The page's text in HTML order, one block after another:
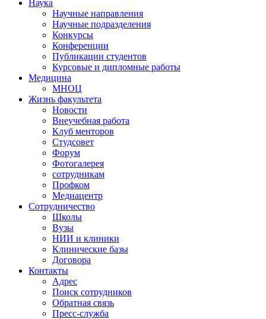
Наука
Научные направления
Научные подразделения
Конкурсы
Конференции
Публикации студентов
Курсовые и дипломные работы
Медицина
МНОЦ
Жизнь факультета
Новости
Внеучебная работа
Клуб менторов
Студсовет
Форум
Фотогалерея
сотрудникам
Профком
Медиацентр
Сотрудничество
Школы
Вузы
НИИ и клиники
Клинические базы
Договора
Контакты
Адрес
Поиск сотрудников
Обратная связь
Пресс-служба